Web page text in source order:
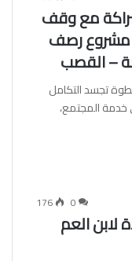
مع وقف
مشروع رصف
– القصب
تجسد التكامل
خدمة المجتمع،
0
176
العم